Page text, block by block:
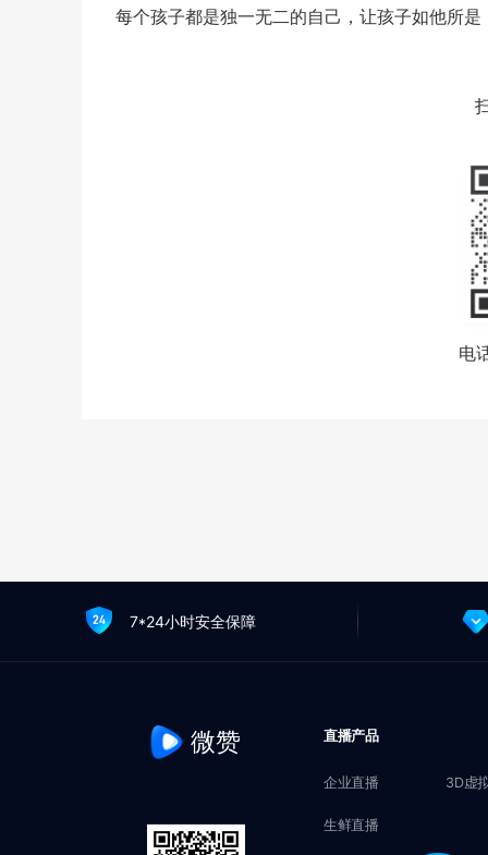
每个孩子都是独一无二的自己，让孩子如他所
电
7*24小时安全保障
微赞 直播产品
企业直播
生鲜直播
3D虚